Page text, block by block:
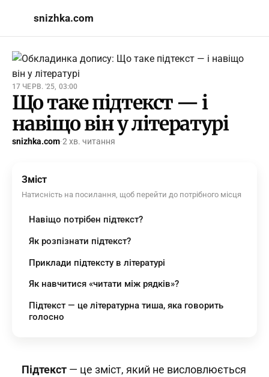
snizhka.com
17 ЧЕРВ. '25, 03:00
Що таке підтекст — і
навіщо він у літературі
snizhka.com·2 хв. читання
Зміст
Натисність на посилання, щоб перейти до потрібного місця
Навіщо потрібен підтекст?
Як розпізнати підтекст?
Приклади підтексту в літературі
Як навчитися «читати між рядків»?
Підтекст — це літературна тиша, яка говорить
голосно
Підтекст — це зміст, який не висловлюється